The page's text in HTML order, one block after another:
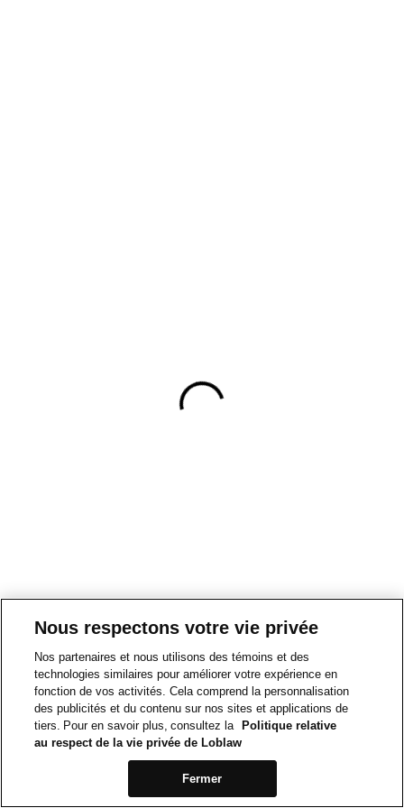
Nous respectons votre vie privée
Nos partenaires et nous utilisons des témoins et des
technologies similaires pour améliorer votre expérience en
fonction de vos activités. Cela comprend la personnalisation
des publicités et du contenu sur nos sites et applications de
tiers. Pour en savoir plus, consultez la
Politique relative
au respect de la vie privée de Loblaw
Fermer